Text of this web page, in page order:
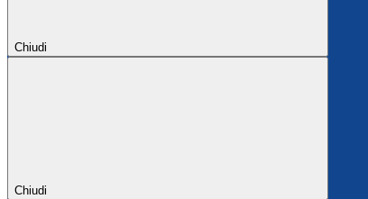
Chiudi
Chiudi